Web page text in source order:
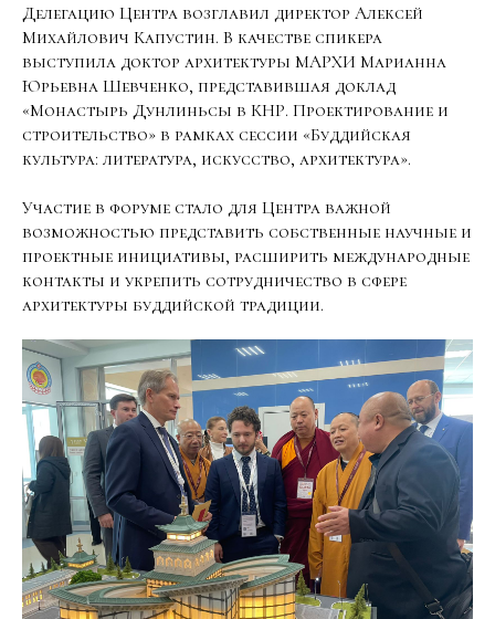
Делегацию Центра возглавил директор Алексей
Михайлович Капустин. В качестве спикера
выступила доктор архитектуры МАРХИ Марианна
Юрьевна Шевченко, представившая доклад
«Монастырь Дунлиньсы в КНР. Проектирование и
строительство» в рамках сессии «Буддийская
культура: литература, искусство, архитектура».
Участие в форуме стало для Центра важной
возможностью представить собственные научные и
проектные инициативы, расширить международные
контакты и укрепить сотрудничество в сфере
архитектуры буддийской традиции.